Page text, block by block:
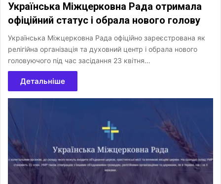
Українська Міжцерковна Рада отримала
офіційний статус і обрала нового голову
Українська Міжцерковна Рада офіційно зареєстрована як
релігійна організація та духовний центр і обрала нового
головуючого під час засідання 23 квітня…
Детальніше